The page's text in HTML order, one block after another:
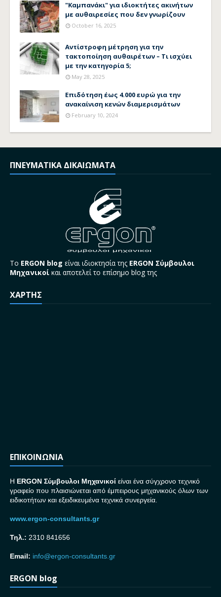
"Καμπανάκι" για ιδιοκτήτες ακινήτων
με αυθαιρεσίες που δεν γνωρίζουν
October 16, 2025
Αντίστροφη μέτρηση για την
τακτοποίηση αυθαιρέτων – Τι ισχύει
με την κατηγορία 5;
May 28, 2025
Επιδότηση έως 4.000 ευρώ για την
ανακαίνιση κενών διαμερισμάτων
February 10, 2024
ΠΝΕΥΜΑΤΙΚΑ ΔΙΚΑΙΩΜΑΤΑ
Το ERGON blog είναι ιδιοκτησία της ERGON Σύμβουλοι
Μηχανικοί και αποτελεί το επίσημο blog της
ΧΑΡΤΗΣ
ΕΠΙΚΟΙΝΩΝΙΑ
H ERGON Σύμβουλοι Μηχανικοί είναι ένα σύγχρονο τεχνικό
γραφείο που πλαισιώνεται από έμπειρους μηχανικούς όλων των
ειδικοτήτων και εξειδικευμένα τεχνικά συνεργεία.
www.ergon-consultants.gr
Τηλ.: 2310 841656
Email: info@ergon-consultants.gr
ERGON blog